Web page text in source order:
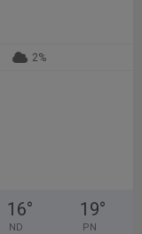
2%
16°
ND
19°
PN